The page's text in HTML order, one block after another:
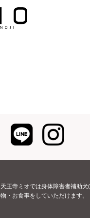
天王寺ミオでは身体障害者補助
物・お食事をしていただけます。